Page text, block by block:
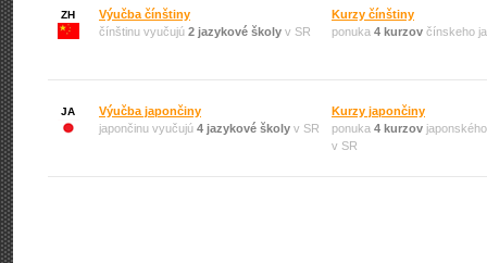
ZH
Výučba čínštiny
čínštinu vyučujú 2 jazykové školy v SR
Kurzy čínštiny
ponuka 4 kurzov čínskeho
JA
Výučba japončiny
japončinu vyučujú 4 jazykové školy v SR
Kurzy japončiny
ponuka 4 kurzov
v SR